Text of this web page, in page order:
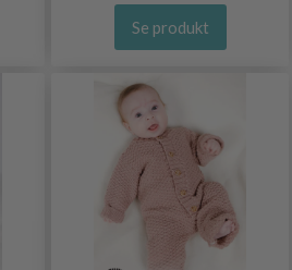
Se produkt